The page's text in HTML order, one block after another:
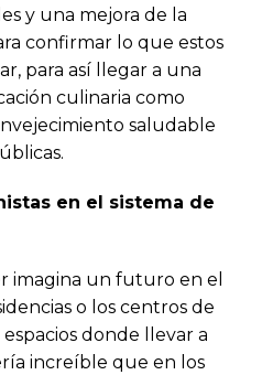
y una mejora de la
confirmar lo que estos
para así llegar a una
culinaria como
saludable
en el sistema de
imagina un futuro en el
o los centros de
donde llevar a
increíble que en los